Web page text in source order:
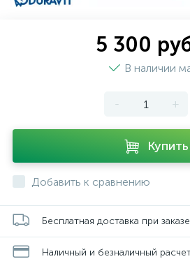
5 300
В наличии
- +
Купить
Добавить к сравнению
Бесплатная доставка при
Наличный и безналичный